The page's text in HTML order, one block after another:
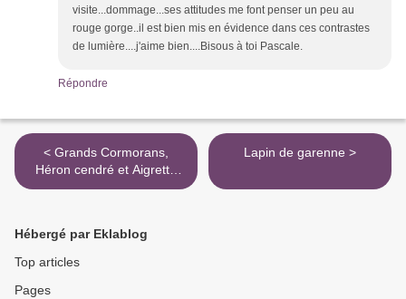
visite...dommage...ses attitudes me font penser un peu au
rouge gorge..il est bien mis en évidence dans ces contrastes
de lumière....j'aime bien....Bisous à toi Pascale.
Répondre
< Grands Cormorans,
Héron cendré et Aigrette
Garzette
Lapin de garenne >
Hébergé par Eklablog
Top articles
Pages